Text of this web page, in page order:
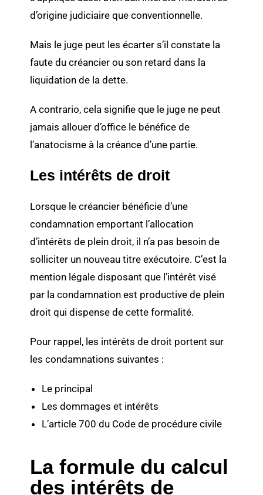
d’origine judiciaire que conventionnelle.
Mais le juge peut les écarter s’il constate la
faute du créancier ou son retard dans la
liquidation de la dette.
A contrario, cela signifie que le juge ne peut
jamais allouer d’office le bénéfice de
l’anatocisme à la créance d’une partie.
Les intérêts de droit
Lorsque le créancier bénéficie d’une
condamnation emportant l’allocation
d’intérêts de plein droit, il n’a pas besoin de
solliciter un nouveau titre exécutoire. C’est la
mention légale disposant que l’intérêt visé
par la condamnation est productive de plein
droit qui dispense de cette formalité.
Pour rappel, les intérêts de droit portent sur
les condamnations suivantes :
Le principal
Les dommages et intérêts
L’article 700 du Code de procédure civile
La formule du calcul
des intérêts de